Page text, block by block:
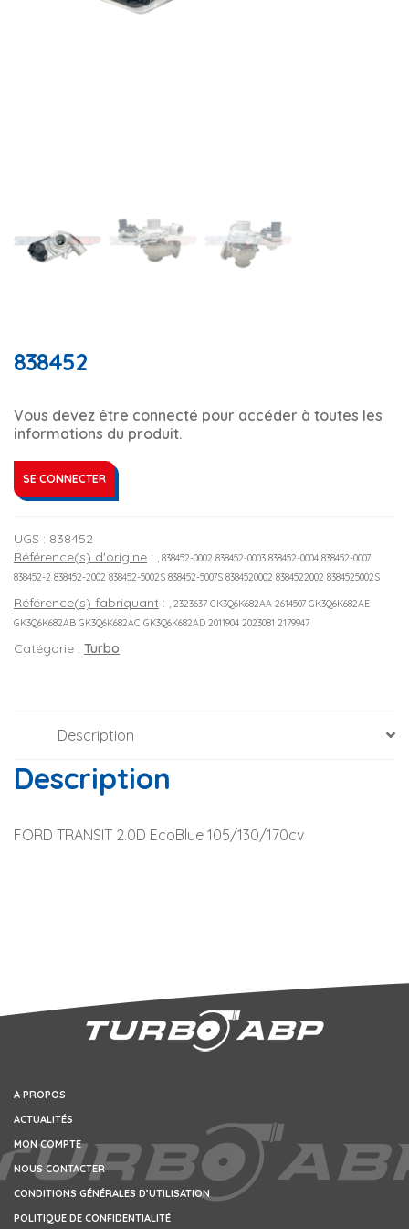
838452
Vous devez être connecté pour accéder à toutes les
informations du produit.
SE CONNECTER
UGS : 838452
Référence(s) d'origine : , 838452-0002 838452-0003 838452-0004 838452-0007
838452-2 838452-2002 838452-5002S 838452-5007S 8384520002 8384522002 8384525002S
Référence(s) fabriquant : , 2323637 GK3Q6K682AA 2614507 GK3Q6K682AE
GK3Q6K682AB GK3Q6K682AC GK3Q6K682AD 2011904 2023081 2179947
Catégorie : Turbo
Description
Description
FORD TRANSIT 2.0D EcoBlue 105/130/170cv
A PROPOS
ACTUALITÉS
MON COMPTE
NOUS CONTACTER
CONDITIONS GÉNÉRALES D’UTILISATION
POLITIQUE DE CONFIDENTIALITÉ